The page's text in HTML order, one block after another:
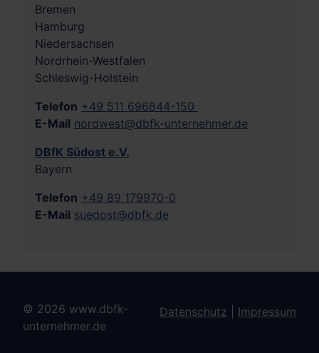
Bremen
Hamburg
Niedersachsen
Nordrhein-Westfalen
Schleswig-Holstein
Telefon +49 511 696844-150
E-Mail nordwest@dbfk-unternehmer.de
DBfK Südost e.V.
Bayern
Telefon +49 89 179970-0
E-Mail suedost@dbfk.de
© 2026 www.dbfk-
unternehmer.de
Datenschutz Impressum